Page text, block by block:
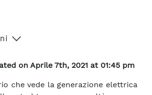
on Aprile 7th, 2021 at 01:45 pm
che vede la generazione elettrica